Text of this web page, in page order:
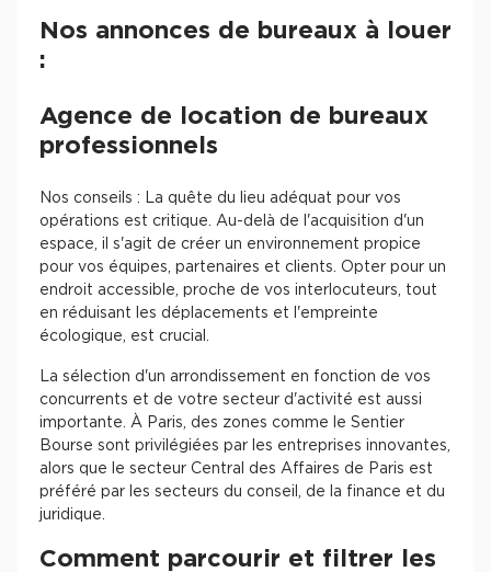
Nos annonces de bureaux à louer
:
Agence de location de bureaux
professionnels
Nos conseils : La quête du lieu adéquat pour vos
opérations est critique. Au-delà de l'acquisition d'un
espace, il s'agit de créer un environnement propice
pour vos équipes, partenaires et clients. Opter pour un
endroit accessible, proche de vos interlocuteurs, tout
en réduisant les déplacements et l'empreinte
écologique, est crucial.
La sélection d'un arrondissement en fonction de vos
concurrents et de votre secteur d'activité est aussi
importante. À Paris, des zones comme le Sentier
Bourse sont privilégiées par les entreprises innovantes,
alors que le secteur Central des Affaires de Paris est
préféré par les secteurs du conseil, de la finance et du
juridique.
Comment parcourir et filtrer les